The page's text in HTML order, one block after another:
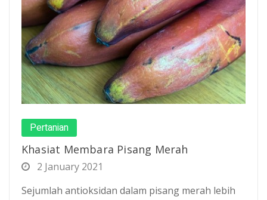
Pertanian
Khasiat Membara Pisang Merah
2 January 2021
Sejumlah antioksidan dalam pisang merah lebih